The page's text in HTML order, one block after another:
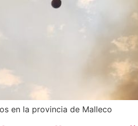
en la provincia de Malleco